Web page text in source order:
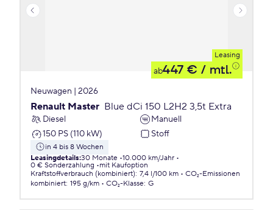
Leasing
ab447 € / mtl.
Neuwagen | 2026
Renault Master Blue dCi 150 L2H2 3,5t Extra
Diesel
Manuell
150 PS (110 kW)
Stoff
in 4 bis 8 Wochen
Leasingdetails:30 Monate 10.000 km/Jahr
0 € Sonderzahlung
mit Kaufoption
Kraftstoffverbrauch (kombiniert): 7,4 l/100 km
CO₂-Emissionen
kombiniert: 195 g/km CO₂-Klasse: G